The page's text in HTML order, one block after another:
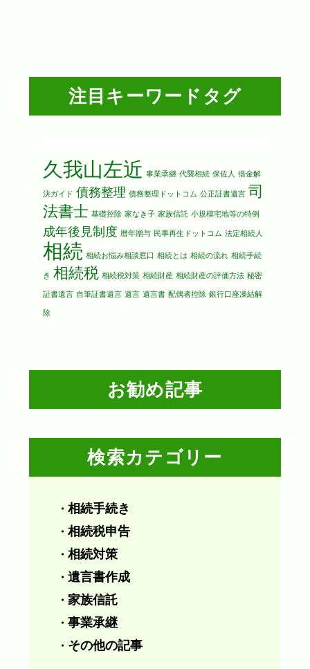
注目キーワードタグ
久我山左近 事業承継 代襲相続 保佐人 借金解
決ガイド 債務整理 債務整理ドットコム 公正証書遺言 司
法書士 基礎控除 家なき子 家族信託 小規模宅地等の特例
成年後見制度 暦年贈与 民事再生ドットコム 法定相続人
相続 相続お悩み相談窓口 相続とは 相続の流れ 相続手続
き 相続税 相続税対策 相続財産 相続財産の評価方法 秘密
証書遺言 自筆証書遺言 遺言 遺言書 配偶者控除 銀行口座凍結解
除
お勧め記事
検索カテゴリー
・相続手続き
・相続税申告
・相続対策
・遺言書作成
・家族信託
・事業承継
・ その他の記事